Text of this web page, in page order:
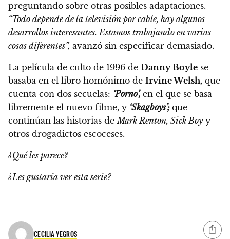
preguntando sobre otras posibles adaptaciones.
“Todo depende de la televisión por cable, hay algunos
desarrollos interesantes. Estamos trabajando en varias
cosas diferentes”, avanzó sin especificar demasiado.
La película de culto de 1996 de Danny Boyle se
basaba en el libro homónimo de Irvine Welsh, que
cuenta con dos secuelas: ‘Porno’, en el que se basa
libremente el nuevo filme, y ‘Skagboys’; que
continúan las historias deMark Renton, Sick Boy y
otros drogadictos escoceses.
¿Qué les parece?
¿Les gustaría ver esta serie?
CECILIA YEGROS